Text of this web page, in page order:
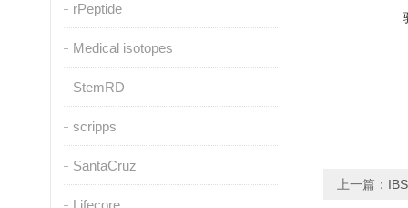
rPeptide
Medical isotopes
StemRD
scripps
SantaCruz
Lifecore
上一篇：